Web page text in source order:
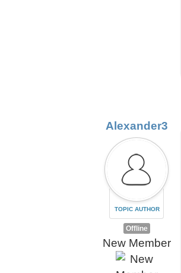
Alexander3
TOPIC AUTHOR
Offline
New Member